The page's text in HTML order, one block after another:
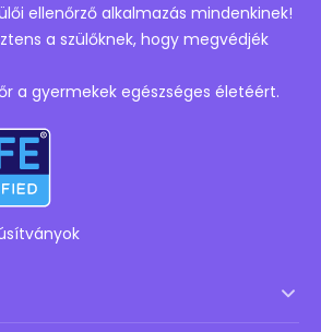
ellenőrző alkalmazás mindenkinek!
a szülőknek, hogy megvédjék
a gyermekek egészséges életéért.